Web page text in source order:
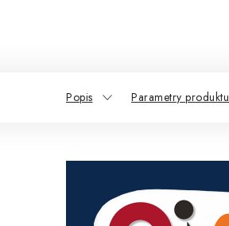
Popis Parametry produktu